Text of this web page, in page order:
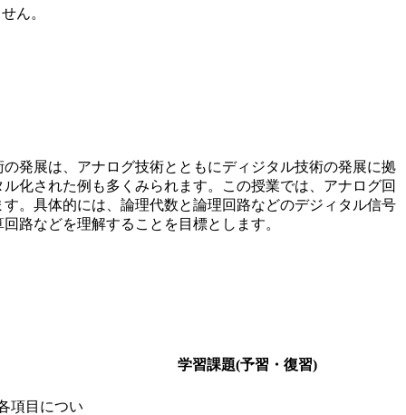
ん。
発展は、アナログ技術とともにディジタル技術の発展に拠
化された例も多くみられます。この授業では、アナログ回
。具体的には、論理代数と論理回路などのデジィタル信号
路などを理解することを目標とします。
学習課題(予習・復習)
目につい